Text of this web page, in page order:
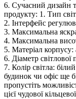
6. Сучасний дизайн
продукту: 1. Тип
2. Інтерфейс
3. Максимальна
4. Максимальна
5. Матеріал корпусу:
6. Діаметр світлової
7. Колір світла:
будинок чи офіс ще
пропустіть
цієї чудової